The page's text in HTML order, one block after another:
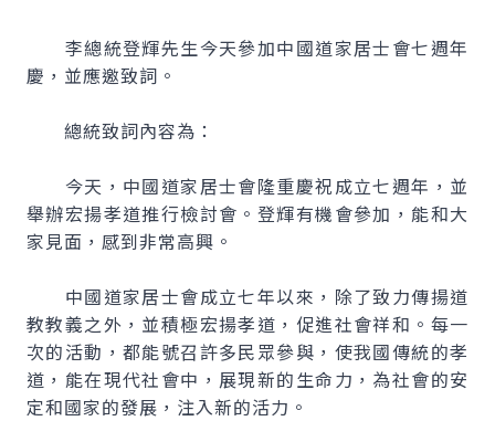
李總統登輝先生今天參加中國道家居士會七週年
慶，並應邀致詞。
總統致詞內容為：
今天，中國道家居士會隆重慶祝成立七週年，並
舉辦宏揚孝道推行檢討會。登輝有機會參加，能和大
家見面，感到非常高興。
中國道家居士會成立七年以來，除了致力傳揚道
教教義之外，並積極宏揚孝道，促進社會祥和。每一
次的活動，都能號召許多民眾參與，使我國傳統的孝
道，能在現代社會中，展現新的生命力，為社會的安
定和國家的發展，注入新的活力。